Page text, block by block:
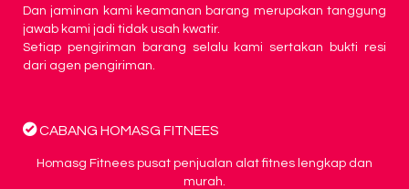
Dan jaminan kami keamanan barang merupakan tanggung
jawab kami jadi tidak usah kwatir.
Setiap pengiriman barang selalu kami sertakan bukti resi
dari agen pengiriman.
CABANG HOMASG FITNEES
Homasg Fitnees pusat penjualan alat fitnes lengkap dan
murah.